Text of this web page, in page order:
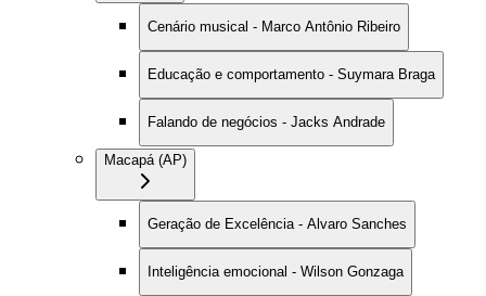
Cenário musical - Marco Antônio Ribeiro
Educação e comportamento - Suymara Braga
Falando de negócios - Jacks Andrade
Macapá (AP)
Geração de Excelência - Alvaro Sanches
Inteligência emocional - Wilson Gonzaga